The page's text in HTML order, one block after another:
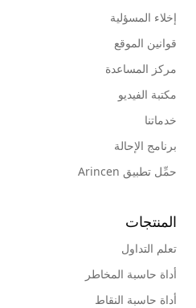
إخلاء المسؤلية
قوانين الموقع
مركز المساعدة
مكتبة الفيديو
خدماتنا
برنامج الإحالة
حمِّل تطبيق Arincen
المنتجات
تعلم التداول
أداة حاسبة المخاطر
أداة حاسبة النقاط